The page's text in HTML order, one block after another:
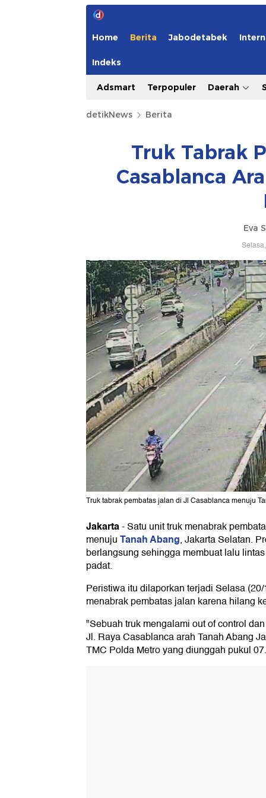
Home Berita Jabodetabek
Indeks
Adsmart Terpopuler Daerah
detikNews Berita
Truk Tabrak
Casablanca
Eva
Truk tabrak pembatas jalan di Jl Casablanca menuju
Jakarta-Satu unit truk menabrak
menujuTanah Abang, Jakarta Selatan.
berlangsung sehingga membuat lalu
padat.
Peristiwa itu dilaporkan terjadi Selasa
menabrak pembatas jalan karena hilang
"Sebuah truk mengalami out of control
Jl. Raya Casablanca arah Tanah Abang
TMC Polda Metro yang diunggah pukul